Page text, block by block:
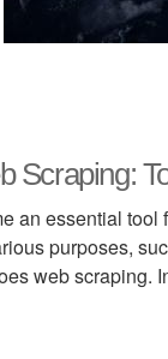
Scraping:
an essential
purposes,
web scraping.